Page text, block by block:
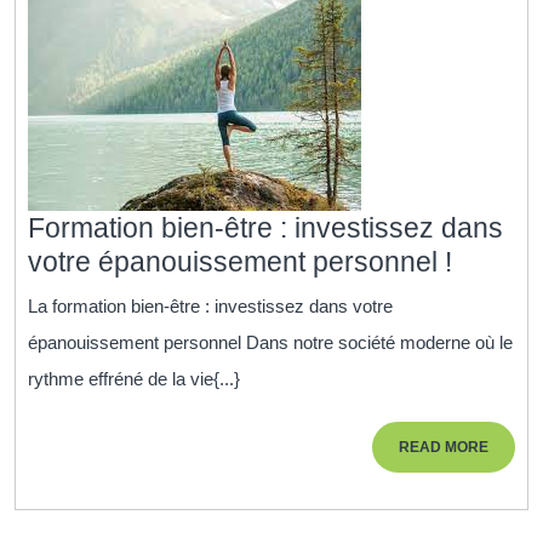
Formation bien-être : investissez dans
votre épanouissement personnel !
être
dans
votre
La formation bien-être : investissez dans votre
épanouissement personnel Dans notre société moderne où le
rythme effréné de la vie{...}
READ MOREREAD
MORE